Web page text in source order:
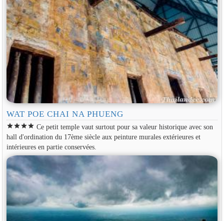
WAT POE CHAI NA PHUENG
starstarstarstar Ce petit temple vaut surtout pour sa valeur historique avec son
hall d'ordination du 17ème siècle aux peinture murales extérieures et
intérieures en partie conservées.